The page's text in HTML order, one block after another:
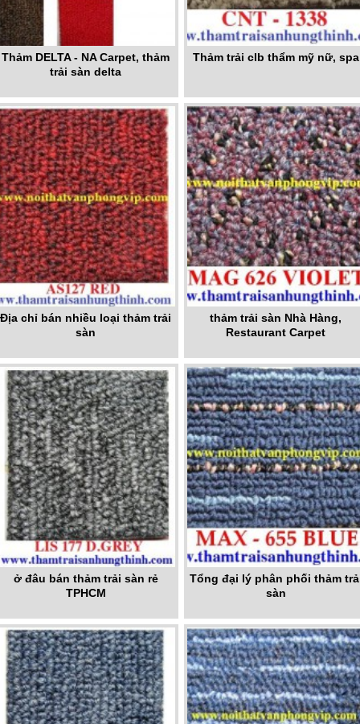
Thảm DELTA - NA Carpet, thảm
trải sàn delta
Thảm trải clb thẩm mỹ nữ, spa
Địa chỉ bán nhiều loại thảm trải
sàn
thảm trải sàn Nhà Hàng,
Restaurant Carpet
ở đâu bán thảm trải sàn rẻ
TPHCM
Tổng đại lý phân phối thảm
sàn